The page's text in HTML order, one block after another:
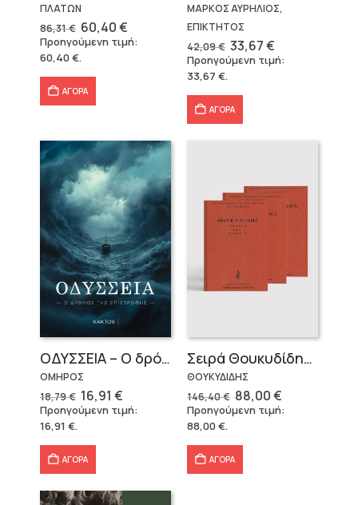
ΠΛΑΤΩΝ
86,31€ Original
price
was:
86,31 €.
60,40€Η
τρέχουσα
τιμή
Προηγούμενη τιμή:
60,40€.
ΑΓΟΡΑ
ΜΑΡΚΟΣ ΑΥΡΗΛΙΟΣ,
ΕΠΙΚΤΗΤΟΣ
42,09€ Original
price
was:
33,67€Η
τρέχουσα
τιμή
Προηγούμενη τιμή:
33,67 €.
ΑΓΟΡΑ
OΔΥΣΣΕΙΑ – Ο δρόμος της επιστροφής
ΟΜΗΡΟΣ
18,79€ Original
price
was:
16,91 €Η
τρέχουσα
τιμή
Προηγούμενη τιμή:
16,91 €.
ΑΓΟΡΑ
Σειρά Θουκυδίδης – Δεμένο (4 τόμοι)
ΘΟΥΚΥΔΙΔΗΣ
146,40€ Original
price
was:
88,00€Η
τρέχουσα
τιμή
Προηγούμενη τιμή:
88,00€.
ΑΓΟΡΑ